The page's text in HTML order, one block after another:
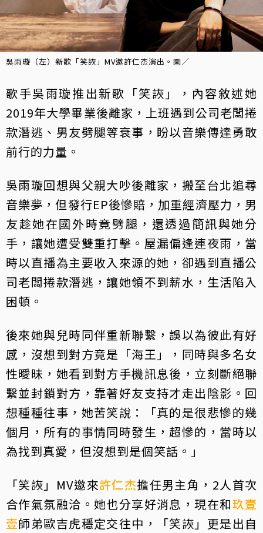
吳雨璇（左）新歌「笑詼」MV邀許仁杰演出。圖／
歌手吳雨璇推出新歌「笑詼」，內容敘述她
2019年大學畢業後離家，上班遇到公司老闆捲
款潛逃、男友劈腿等衰事，盼以音樂傳達勇敢
前行的力量。
吳雨璇回想與父親大吵後離家，搬至台北追尋
音樂夢，但發行EP後慘賠，加重經濟壓力，男
友趁她在國外時竟劈腿，還透過簡訊與她分
手，讓她遭受雙重打擊。屋漏偏逢連夜雨，當
時以直播為主要收入來源的她，卻遇到直播公
司老闆捲款潛逃，讓她領不到薪水，生活陷入
困頓。
後來她與兒時同伴重新聯繫，誤以為彼此有好
感，沒想到對方竟是「海王」，同時與多名女
性曖昧，她看到對方手機訊息後，立刻斷絕聯
繫並封鎖對方，靠著好友支持才走出陰影。回
想種種往事，她苦笑說：「真的是很悲慘的幾
個月，所有的事情同時發生，超慘的，當時以
為找到真愛，但沒想到是個笑話。」
「笑詼」MV邀來許仁杰擔任男主角，2人首次
合作氣氛融洽。她也分享好消息，現在和玖壹
壹師弟歐吉虎穩定交往中，「笑詼」更是出自